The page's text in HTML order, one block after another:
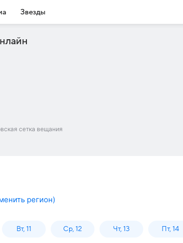
Звезды
сетка вещания
регион)
Вт, 11 Ср, 12 Чт, 13 Пт, 14